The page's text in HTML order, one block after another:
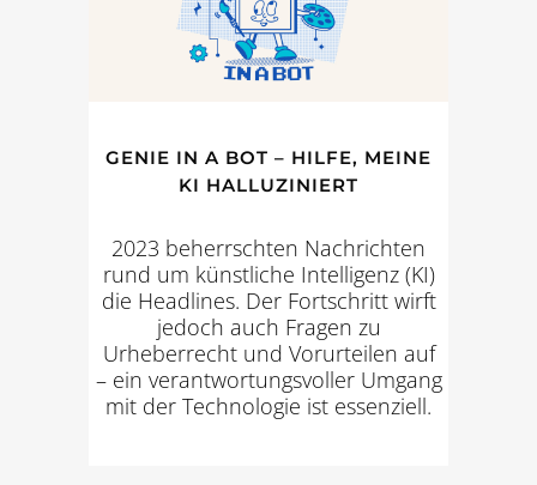
GENIE IN A BOT – HILFE, MEINE
KI HALLUZINIERT
2023 beherrschten Nachrichten
rund um künstliche Intelligenz (KI)
die Headlines. Der Fortschritt wirft
jedoch auch Fragen zu
Urheberrecht und Vorurteilen auf
– ein verantwortungsvoller Umgang
mit der Technologie ist essenziell.